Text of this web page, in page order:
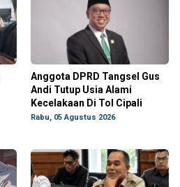
Anggota DPRD Tangsel Gus
Andi Tutup Usia Alami
Kecelakaan Di Tol Cipali
Rabu, 05 Agustus 2026